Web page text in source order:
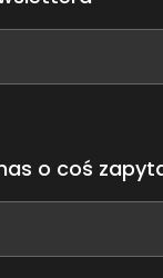
o coś